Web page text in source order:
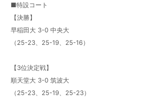
■特設コート
【決勝】
早稲田大 3-0 中央大
（25-23、25-19、25-16）
【3位決定戦】
順天堂大 3-0 筑波大
（25-23、25-19、25-23）